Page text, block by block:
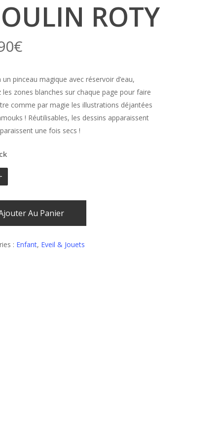
ROTY
€
un pinceau magique avec réservoir d’eau,
les zones blanches sur chaque page pour faire
comme par magie les illustrations déjantées
! Réutilisables, les dessins apparaissent
une fois secs !
Au Panier
: Enfant, Eveil & Jouets